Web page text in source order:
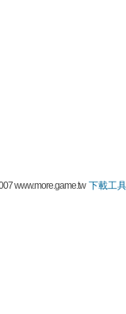
www.more.game.tw下載工